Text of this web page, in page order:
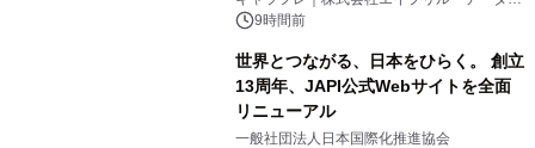
デザインズ
9時間前
世界とつながる、日本をひらく。 創立
13周年、JAPI公式Webサイトを全面
リニューアル
一般社団法人日本国際化推進協会